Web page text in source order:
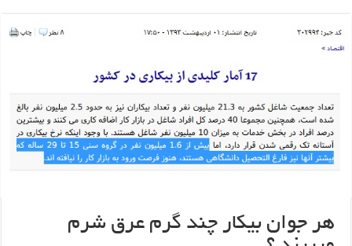
هر جوان بیکار چند گرم عرق شرم